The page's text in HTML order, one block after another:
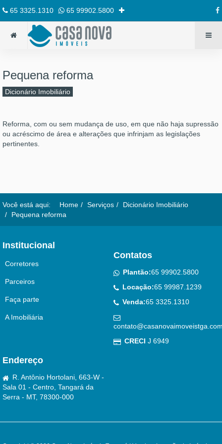
65 3325.1310 65 99902.5800
Pequena reforma
Dicionário Imobiliário
Reforma, com ou sem mudança de uso, em que não haja supressão
ou acréscimo de área e alterações que infrinjam as legislações
pertinentes.
Você está aqui: Home Serviços
Dicionário Imobiliário
Pequena reforma
Institucional
Corretores
Parceiros
Faça parte
A Imobiliária
Contatos
Plantão:65 99902.5800
Locação:65 99987.1239
Venda:65 3325.1310
CRECI J 6949
Endereço
R. Antônio Hortolani, 663-W -
Sala 01 - Centro, Tangará da
Serra - MT, 78300-000